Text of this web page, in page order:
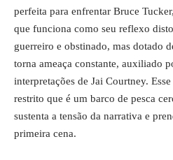
perfeita para enfrentar Bruce
que funciona como seu reflexo
guerreiro e obstinado, mas dotado
torna ameaça constante, auxiliado
interpretações de Jai Courtney.
restrito que é um barco de pesca
sustenta a tensão da narrativa e
primeira cena.